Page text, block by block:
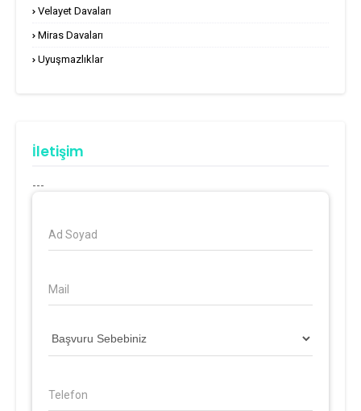
Velayet Davaları
Miras Davaları
Uyuşmazlıklar
İletişim
---
Ad Soyad
Mail
Telefon